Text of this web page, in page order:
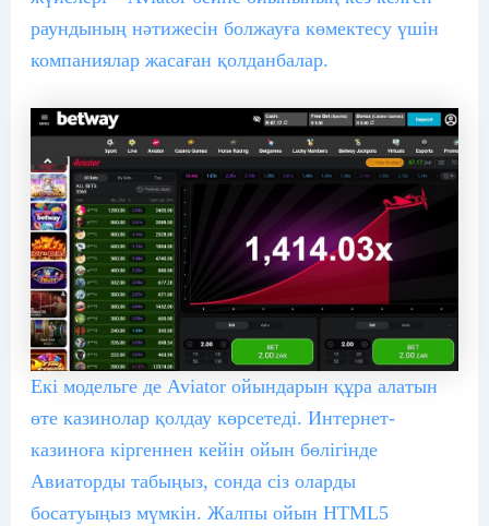
раундының нәтижесін болжауға көмектесу үшін
компаниялар жасаған қолданбалар.
Екі модельге де Aviator ойындарын құра алатын
өте казинолар қолдау көрсетеді. Интернет-
казиноға кіргеннен кейін ойын бөлігінде
Авиаторды табыңыз, сонда сіз оларды
босатуыңыз мүмкін. Жалпы ойын HTML5